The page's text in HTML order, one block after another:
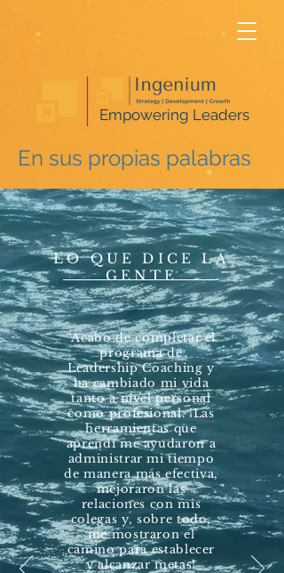
Empowering Leaders
En sus propias palabras
LO QUE DICE LA
GENTE
“Acabo de completar el
programa de
Leadership Coaching y
ha cambiado mi vida
tanto a nivel personal
como profesional. ¡Las
herramientas que
aprendí me ayudaron a
administrar mi tiempo
de manera más efectiva,
mejoraron las
relaciones con mis
colegas y, sobre todo,
me mostraron el
camino para establecer
y alcanzar metas!